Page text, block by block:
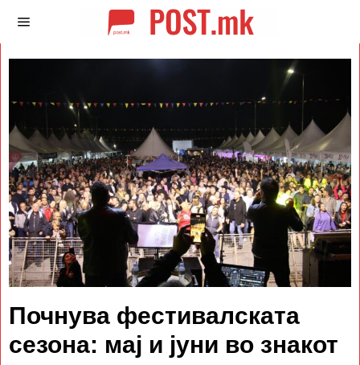
Почнува фестивалската
сезона: мај и јуни во знакот